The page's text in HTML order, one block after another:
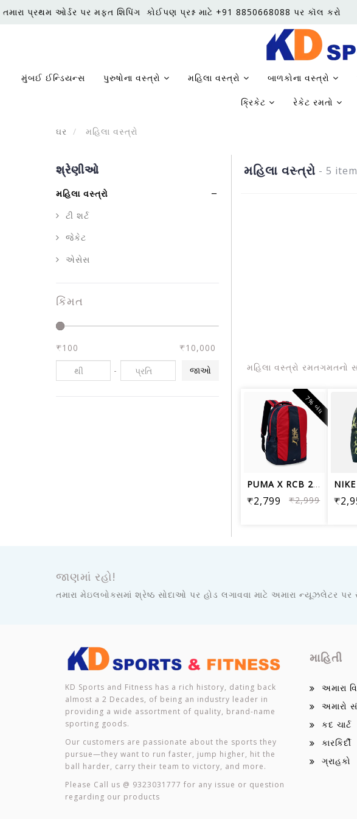
તમારા પ્રથમ ઓર્ડર પર મફત શિપિંગ કોઈપણ પ્રશ્ન માટે +91 8850668088 પર કૉલ કરો
મુંબઈ ઈન્ડિયન્સ પુરુષોના વસ્ત્રો મહિલા વસ્ત્રો બાળકોના વસ્ત્રો
ક્રિકેટ રેકેટ રમતો
ઘર મહિલા વસ્ત્રો
શ્રેણીઓ
મહિલા વસ્ત્રો
ટી શર્ટ
જેકેટ
એસેસ
કિંમત
₹100
₹10,000
-
જાઓ
મહિલા વસ્ત્રો - 5
મહિલા વસ્ત્રો રમતગમતનો
PUMA X RCB 2026 ટેકડાઉન બેકપેક 32L 09342901
₹2,799 ₹2,999
7% બંધ
જાણમાં રહો!
તમારા મેઇલબોક્સમાં શ્રેષ્ઠ સોદાઓ પર હોડ લગાવવા માટે અમારા ન્યૂઝલેટર પર
KD Sports and Fitness has a rich history, dating back
almost a 2 Decades, of being an industry leader in
providing a wide assortment of quality, brand-name
sporting goods.
Our customers are passionate about the sports they
pursue—they want to run faster, jump higher, hit the
ball harder, carry their team to victory, and more.
Please Call us @ 9323031777 for any issue or question
regarding our products
માહિતી
અમારા
અમારો
કદ ચાર્ટ
કારકિર્દી
ગ્રાહકો